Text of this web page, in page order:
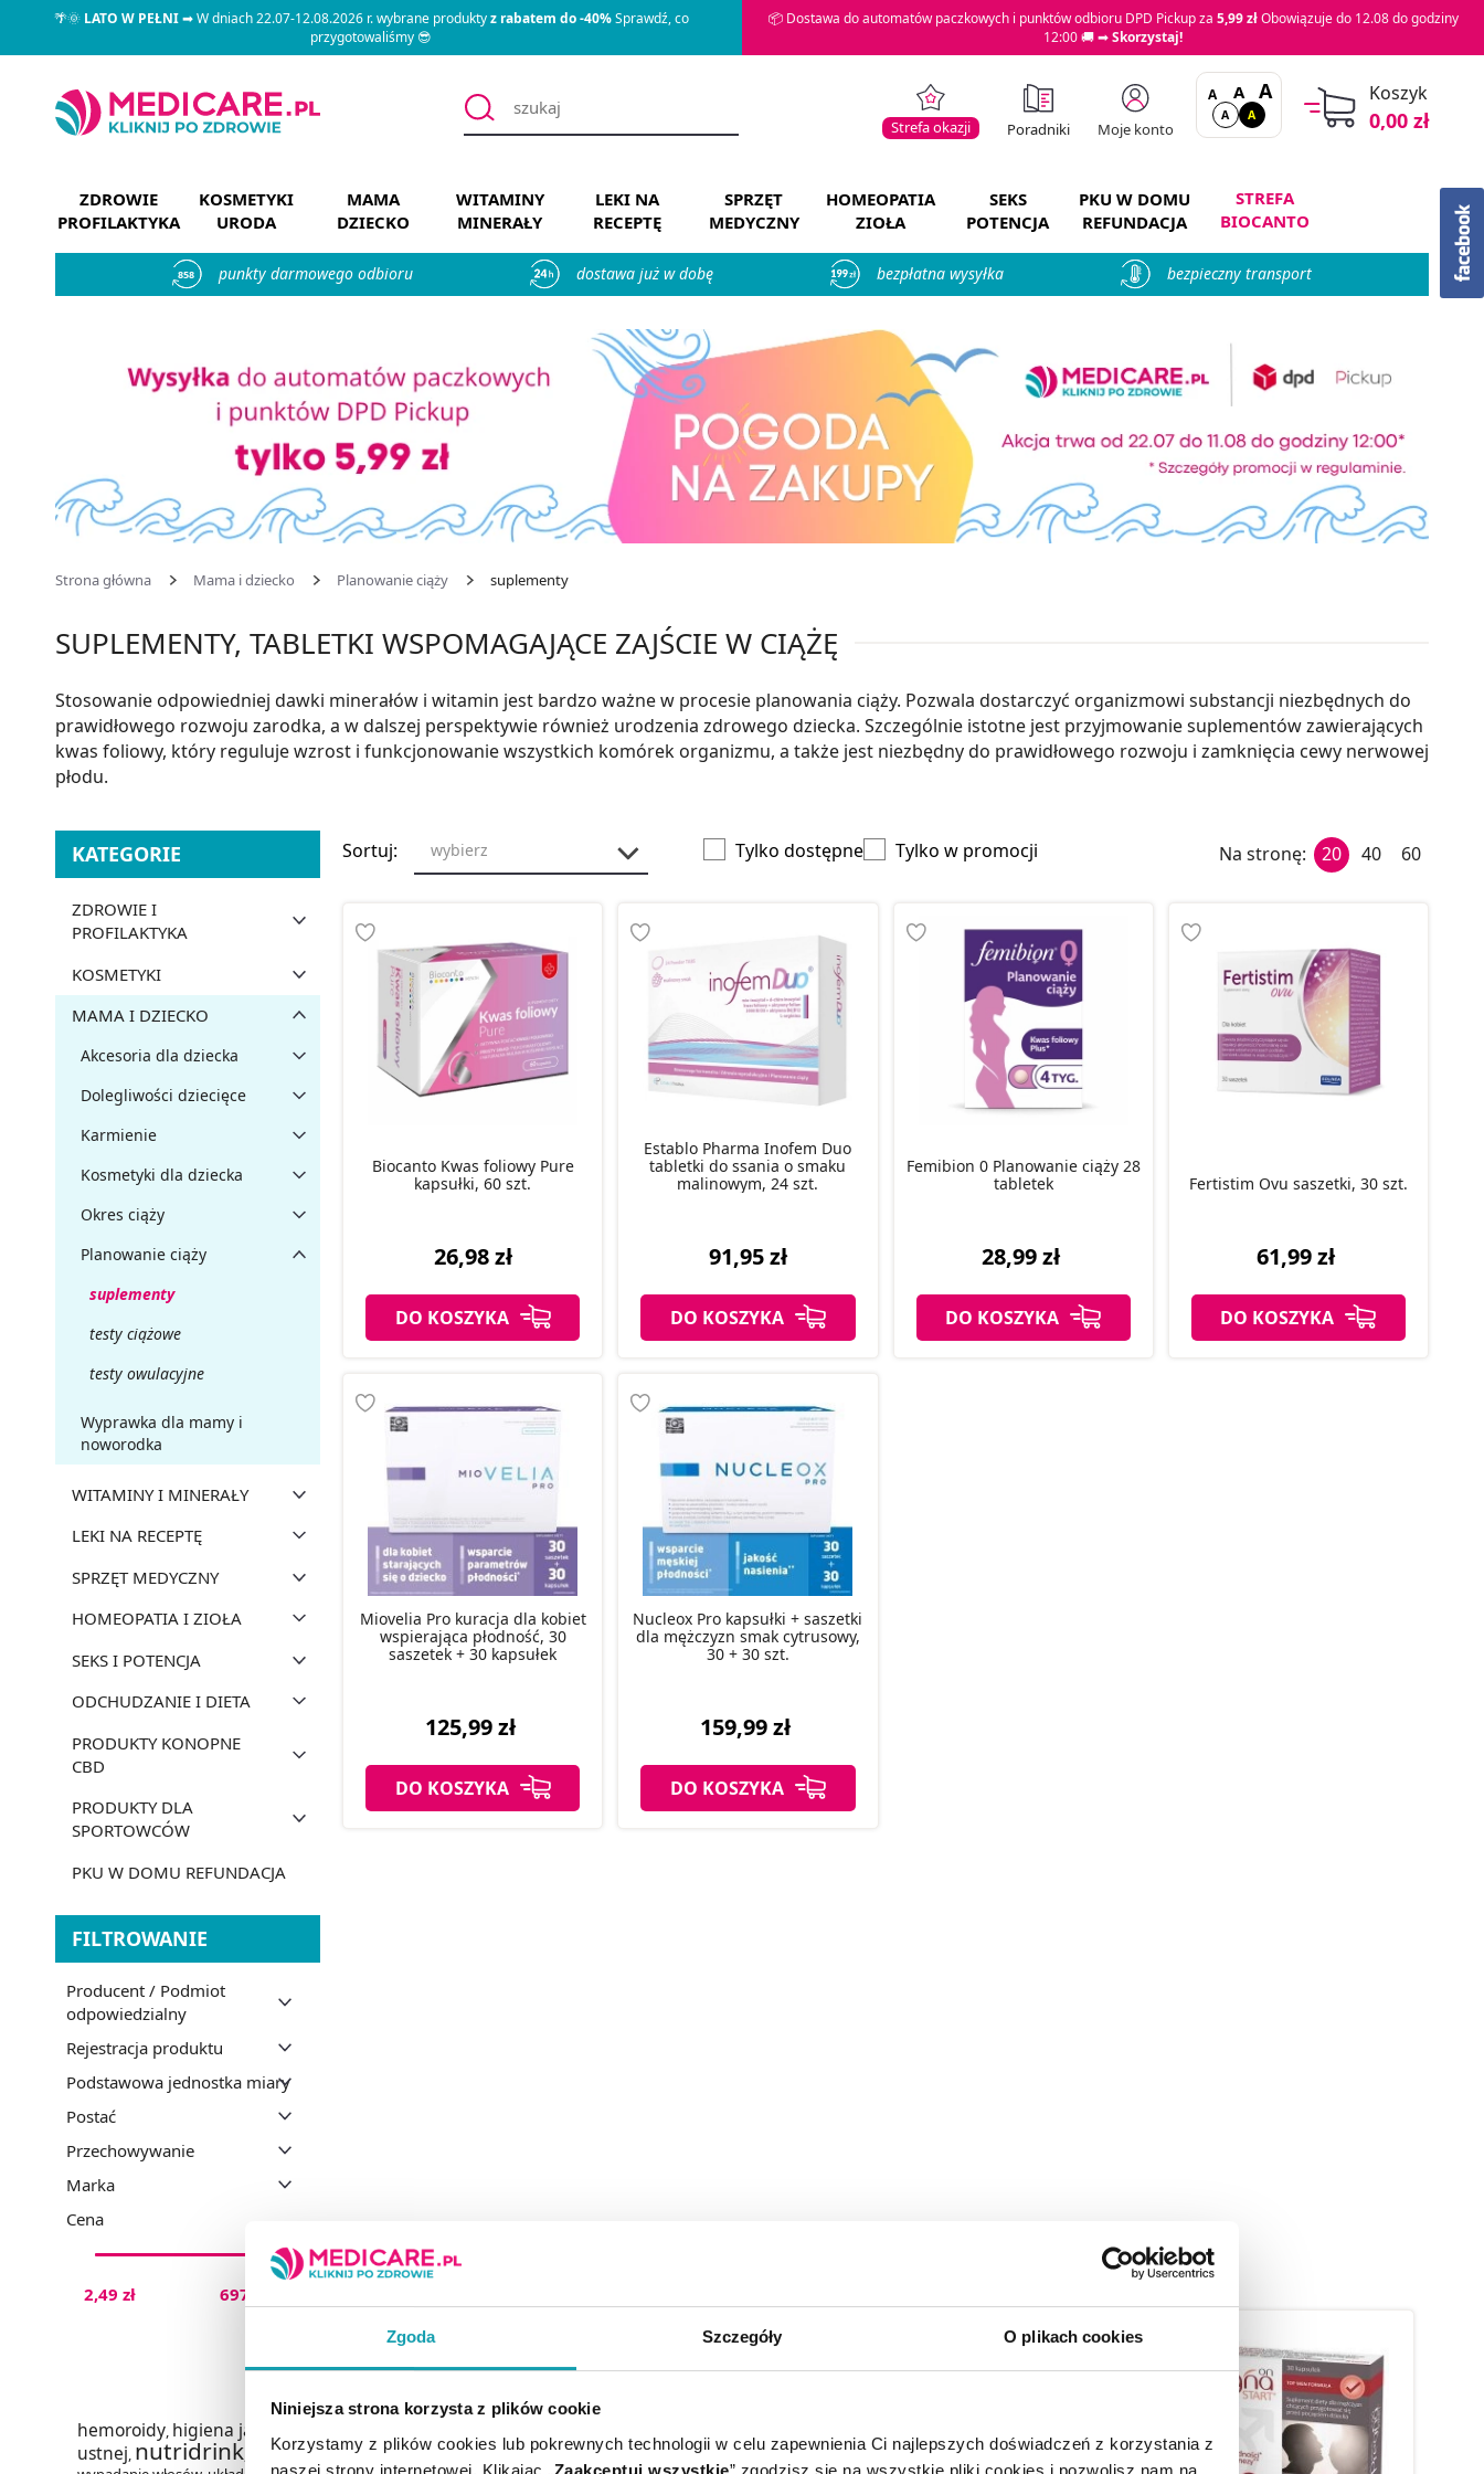
Zgoda Szczegóły O plikach cookies
Niniejsza strona korzysta z plików cookie
Korzystamy z plików cookies lub pokrewnych technologii w celu zapewnienia Ci najlepszych doświadczeń z korzystania z
naszej strony internetowej. Klikając „Zaakceptuj wszystkie” zgodzisz się na wszystkie pliki cookies i pozwolisz nam na
🌴🌞LATO W PEŁNI➡ W dniach 22.07-12.08.2026 r. wybrane produktyz rabatem do -40%Sprawdź, co
przygotowaliśmy 😎
📦 Dostawa do automatów paczkowych i punktów odbioru DPD Pickup za 5,99 złObowiązuje do 12.08 do godziny
12:00 🚚 ➡Skorzystaj!
Strefa okazji Poradniki Moje konto
A A A
A A
Koszyk
0,00 zł
ZDROWIE
PROFILAKTYKA
KOSMETYKI
URODA
MAMA
DZIECKO
WITAMINY
MINERAŁY
LEKI NA
RECEPTĘ
SPRZĘT
MEDYCZNY
HOMEOPATIA
ZIOŁA
SEKS
POTENCJA
PKU W DOMU
REFUNDACJA
STREFA
BIOCANTO
858 punkty darmowego odbioru dostawa już w dobę bezpłatna wysyłka bezpieczny transport
Strona główna Mama i dziecko Planowanie ciąży suplementy
SUPLEMENTY, TABLETKI WSPOMAGAJĄCE ZAJŚCIE W CIĄŻĘ
Stosowanie odpowiedniej dawki minerałów i witamin jest bardzo ważne w procesie planowania ciąży. Pozwala dostarczyć organizmowi substancji niezbędnych do
prawidłowego rozwoju zarodka, a w dalszej perspektywie również urodzenia zdrowego dziecka. Szczególnie istotne jest przyjmowanie suplementów zawierających
kwas foliowy, który reguluje wzrost i funkcjonowanie wszystkich komórek organizmu, a także jest niezbędny do prawidłowego rozwoju i zamknięcia cewy nerwowej
płodu.
KATEGORIE
ZDROWIE I
PROFILAKTYKA
KOSMETYKI
MAMA I DZIECKO
Akcesoria dla dziecka
Dolegliwości dziecięce
Karmienie
Kosmetyki dla dziecka
Okres ciąży
Planowanie ciąży
suplementy
testy ciążowe
testy owulacyjne
Wyprawka dla mamy i
noworodka
WITAMINY I MINERAŁY
LEKI NA RECEPTĘ
SPRZĘT MEDYCZNY
HOMEOPATIA I ZIOŁA
SEKS I POTENCJA
ODCHUDZANIE I DIETA
PRODUKTY KONOPNE
CBD
PRODUKTY DLA
SPORTOWCÓW
PKU W DOMU REFUNDACJA
FILTROWANIE
Producent / Podmiot
odpowiedzialny
Rejestracja produktu
Podstawowa jednostka miary
Postać
Przechowywanie
Marka
Cena
2,49 zł 697,19 zł
hemoroidy, higiena jamy
ustnej, nutridrink
Sortuj: wybierz Tylko dostępne Tylko w promocji Na stronę: 20 40 60
Biocanto Kwas foliowy Pure
kapsułki, 60 szt.
26,98 zł
DO KOSZYKA
Establo Pharma Inofem Duo
tabletki do ssania o smaku
malinowym, 24 szt.
91,95 zł
DO KOSZYKA
Femibion 0 Planowanie ciąży 28
tabletek
28,99 zł
DO KOSZYKA
Fertistim Ovu saszetki, 30 szt.
61,99 zł
DO KOSZYKA
Miovelia Pro kuracja dla kobiet
wspierająca płodność, 30
saszetek + 30 kapsułek
125,99 zł
DO KOSZYKA
Nucleox Pro kapsułki + saszetki
dla mężczyzn smak cytrusowy,
30 + 30 szt.
159,99 zł
DO KOSZYKA